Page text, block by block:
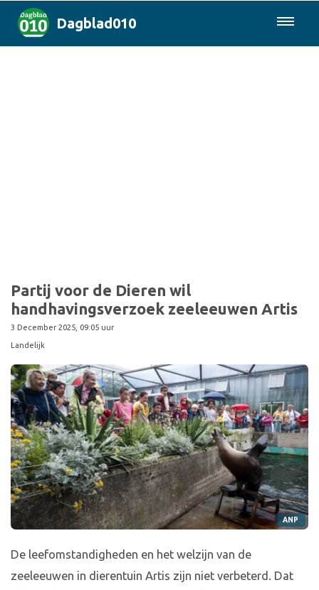
Dagblad010
Partij voor de Dieren wil
handhavingsverzoek zeeleeuwen Artis
3 December 2025, 09:05 uur
Landelijk
ANP
De leefomstandigheden en het welzijn van de
zeeleeuwen in dierentuin Artis zijn niet verbeterd. Dat